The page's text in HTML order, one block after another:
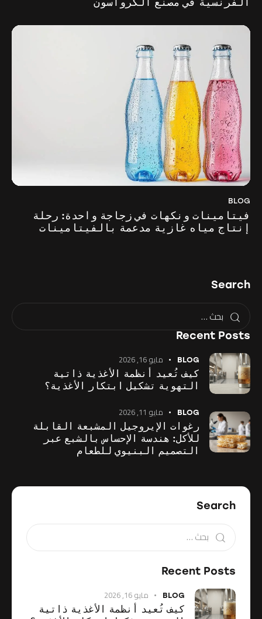
BLOG
فيتامينات ونكهات في زجاجة واحدة: رحلة
إنتاج مياه غازية مدعمة بالفيتامينات
Search
Recent Posts
BLOG مايو 16, 2026
كيف تُعيد أنظمة الأغذية ذاتية
التهوية تشكيل ابتكار الأغذية؟
BLOG مايو 11, 2026
رغوات الإيروجيل المشبعة القابلة
للأكل: هندسة الإحساس بالشبع عبر
التصميم البنيوي للطعام
Search
Recent Posts
BLOG مايو 16, 2026
كيف تُعيد أنظمة الأغذية ذاتية